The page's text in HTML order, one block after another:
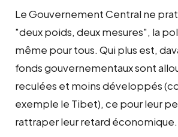
Le Gouvernement Central ne
"deux poids, deux mesures", la
même pour tous. Qui plus est,
fonds gouvernementaux sont
reculées et moins développés
exemple le Tibet), ce pour leur
rattraper leur retard économique.